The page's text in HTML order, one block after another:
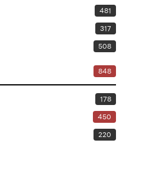
481
317
508
848
178
450
220